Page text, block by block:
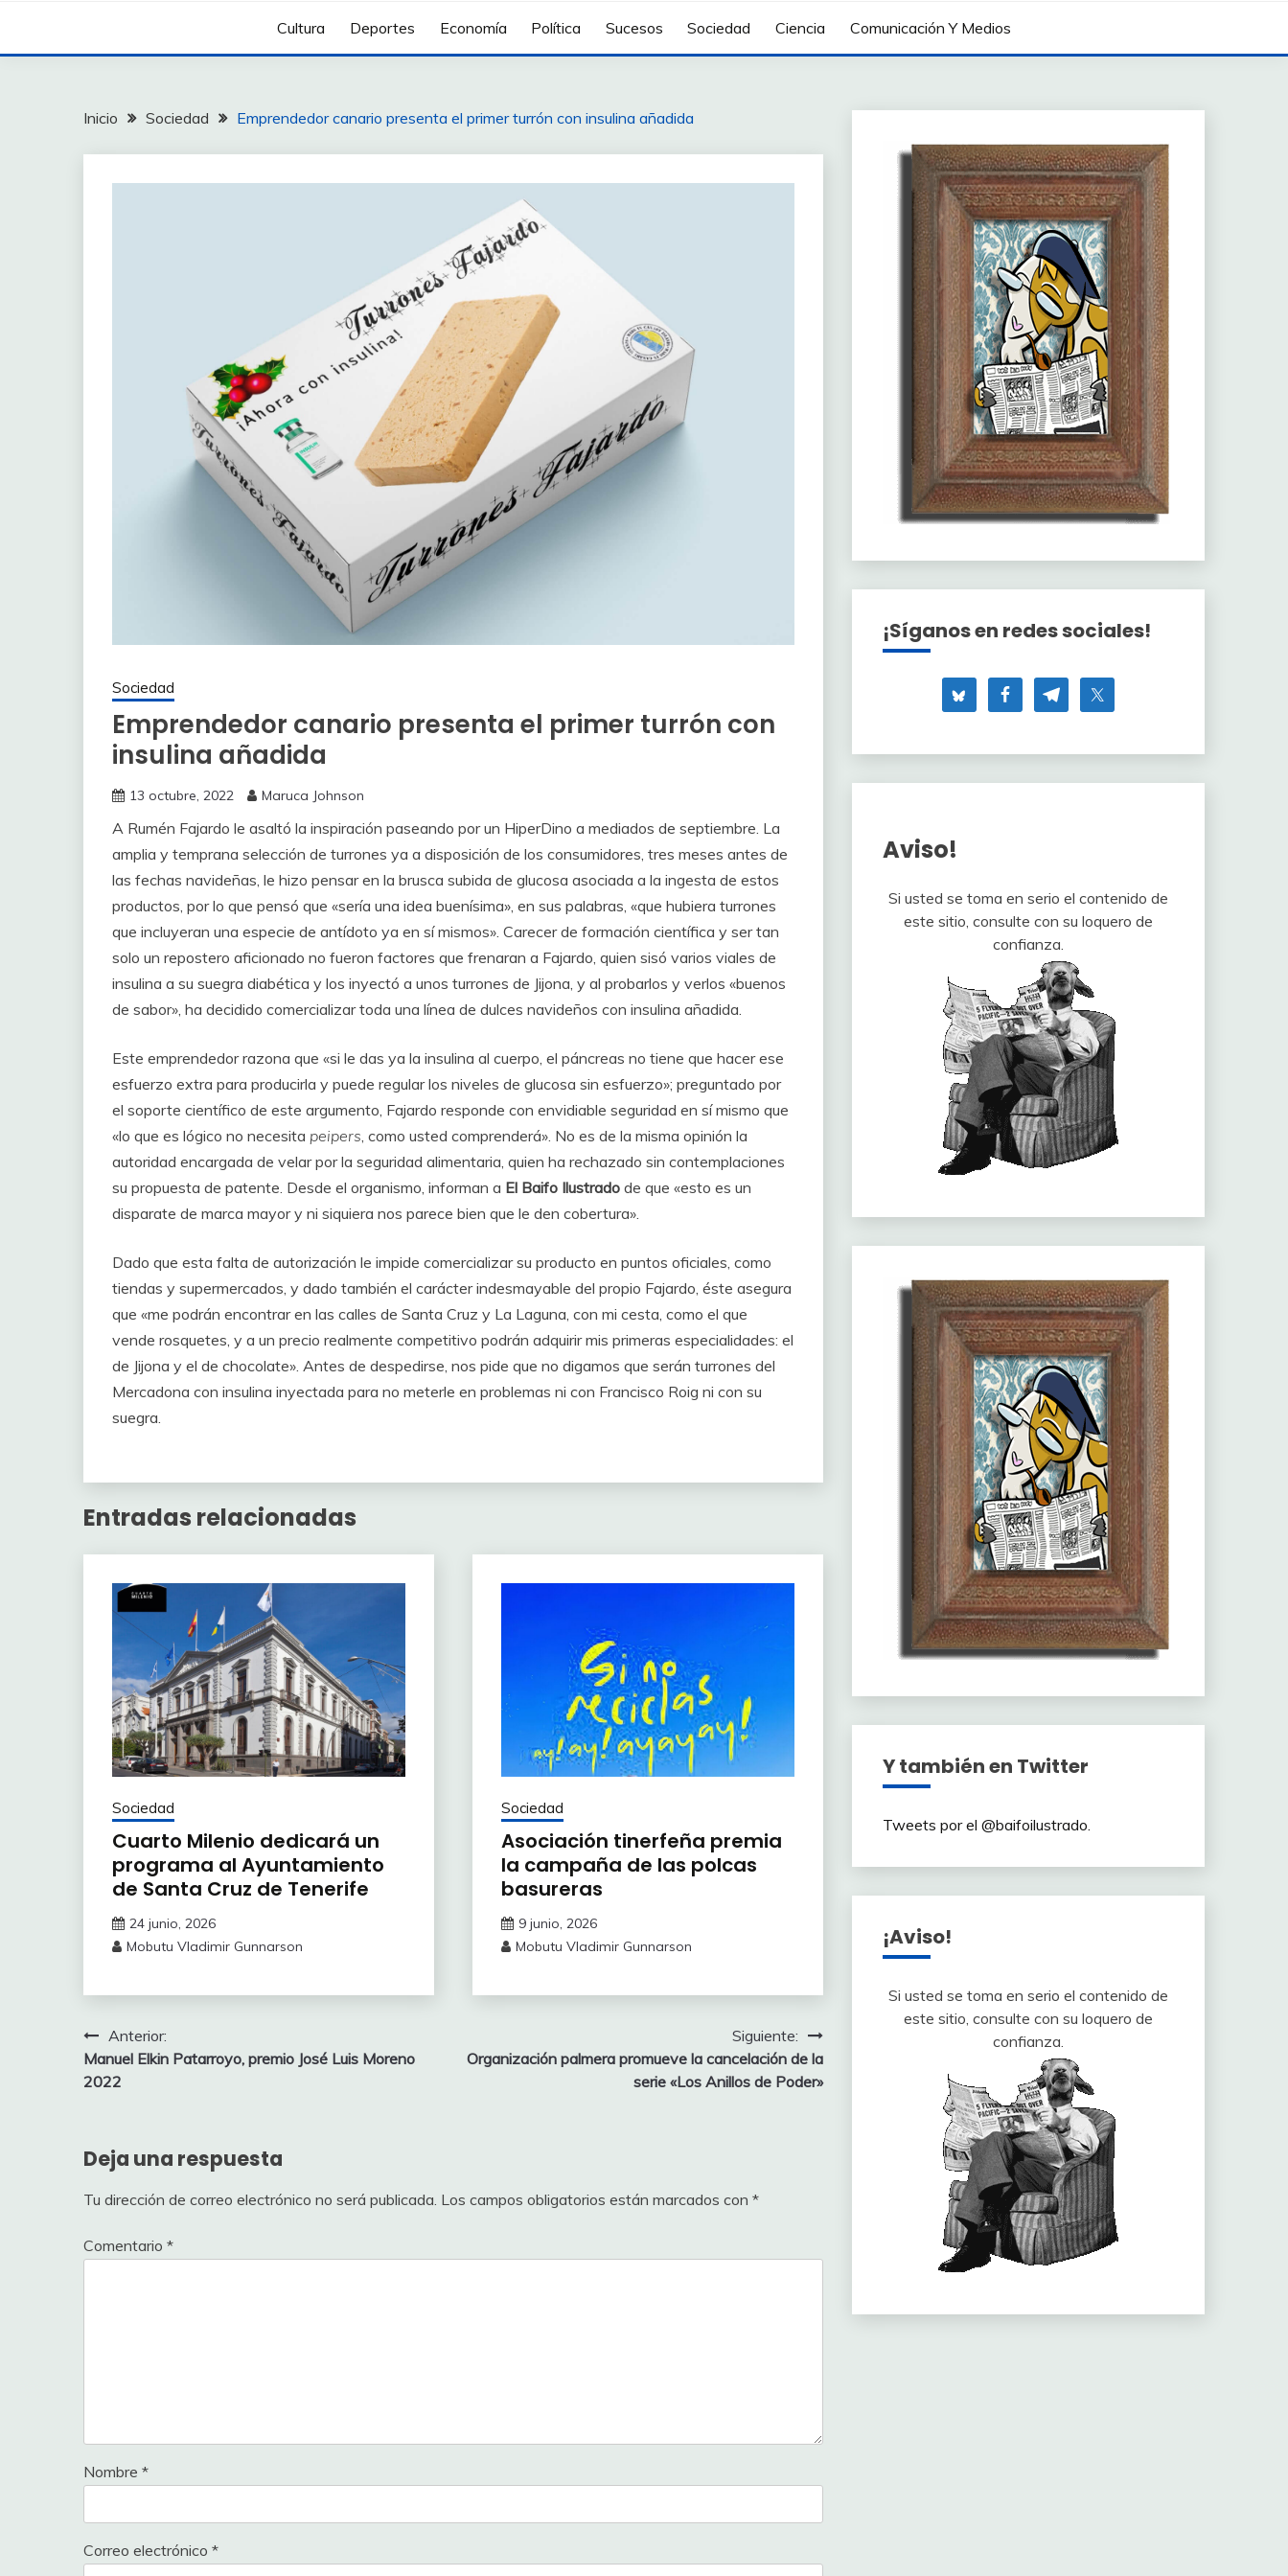
Cultura Deportes Economía Política Sucesos Sociedad Ciencia Comunicación Y Medios
Inicio Sociedad Emprendedor canario presenta el primer turrón con insulina añadida
Sociedad
Emprendedor canario presenta el primer turrón con
insulina añadida
13 octubre, 2022 Maruca Johnson
A Rumén Fajardo le asaltó la inspiración paseando por un HiperDino a mediados de septiembre. La
amplia y temprana selección de turrones ya a disposición de los consumidores, tres meses antes de
las fechas navideñas, le hizo pensar en la brusca subida de glucosa asociada a la ingesta de estos
productos, por lo que pensó que «sería una idea buenísima», en sus palabras, «que hubiera turrones
que incluyeran una especie de antídoto ya en sí mismos». Carecer de formación científica y ser tan
solo un repostero aficionado no fueron factores que frenaran a Fajardo, quien sisó varios viales de
insulina a su suegra diabética y los inyectó a unos turrones de Jijona, y al probarlos y verlos «buenos
de sabor», ha decidido comercializar toda una línea de dulces navideños con insulina añadida.
Este emprendedor razona que «si le das ya la insulina al cuerpo, el páncreas no tiene que hacer ese
esfuerzo extra para producirla y puede regular los niveles de glucosa sin esfuerzo»; preguntado por
el soporte científico de este argumento, Fajardo responde con envidiable seguridad en sí mismo que
«lo que es lógico no necesita peipers , como usted comprenderá». No es de la misma opinión la
autoridad encargada de velar por la seguridad alimentaria, quien ha rechazado sin contemplaciones
su propuesta de patente. Desde el organismo, informan a El Baifo Ilustrado de que «esto es un
disparate de marca mayor y ni siquiera nos parece bien que le den cobertura».
Dado que esta falta de autorización le impide comercializar su producto en puntos oficiales, como
tiendas y supermercados, y dado también el carácter indesmayable del propio Fajardo, éste asegura
que «me podrán encontrar en las calles de Santa Cruz y La Laguna, con mi cesta, como el que
vende rosquetes, y a un precio realmente competitivo podrán adquirir mis primeras especialidades: el
de Jijona y el de chocolate». Antes de despedirse, nos pide que no digamos que serán turrones del
Mercadona con insulina inyectada para no meterle en problemas ni con Francisco Roig ni con su
suegra.
Entradas relacionadas
Sociedad
Cuarto Milenio dedicará un
programa al Ayuntamiento
de Santa Cruz de Tenerife
24 junio, 2026
Mobutu Vladimir Gunnarson
Sociedad
Asociación tinerfeña premia
la campaña de las polcas
basureras
9 junio, 2026
Mobutu Vladimir Gunnarson
Navegación
de
Anterior:
Manuel Elkin Patarroyo, premio José Luis Moreno
2022
Siguiente:
Organización palmera promueve la cancelación de la
serie «Los Anillos de Poder»
Deja una respuesta
Tu dirección de correo electrónico no será publicada. Los campos obligatorios están marcados con *
Comentario *
Nombre *
Correo electrónico *
¡Síganos en redes sociales!
Aviso!
Si usted se toma en serio el contenido de
este sitio, consulte con su loquero de
confianza.
Y también en Twitter
Tweets por el @baifoilustrado.
¡Aviso!
Si usted se toma en serio el contenido de
este sitio, consulte con su loquero de
confianza.